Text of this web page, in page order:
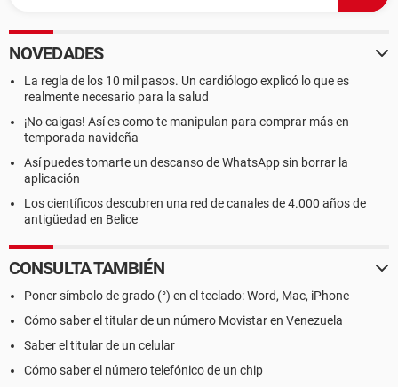
NOVEDADES
La regla de los 10 mil pasos. Un cardiólogo explicó lo que es
realmente necesario para la salud
¡No caigas! Así es como te manipulan para comprar más en
temporada navideña
Así puedes tomarte un descanso de WhatsApp sin borrar la
aplicación
Los científicos descubren una red de canales de 4.000 años de
antigüedad en Belice
CONSULTA TAMBIÉN
Poner símbolo de grado (°) en el teclado: Word, Mac, iPhone
Cómo saber el titular de un número Movistar en Venezuela
Saber el titular de un celular
Cómo saber el número telefónico de un chip